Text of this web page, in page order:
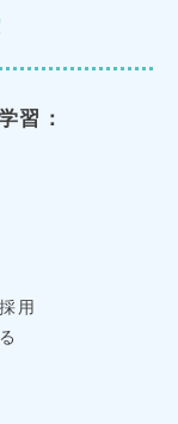
習：
用